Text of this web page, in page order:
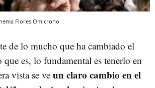
FloresOmicrono
de lo mucho que ha cambiado el
es, lo fundamental es tenerlo en
vista se ve un claro cambio en el